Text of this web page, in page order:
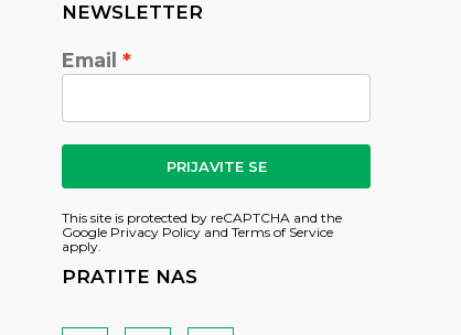
NEWSLETTER
Email
PRIJAVITE SE
This site is protected by reCAPTCHA and the
Google Privacy Policy and Terms of Service
apply.
PRATITE NAS